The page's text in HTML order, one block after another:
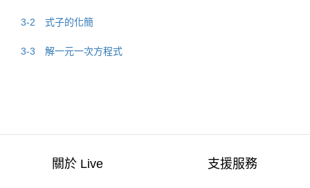
3-2 式子的化簡
3-3 解一元一次方程式
關於 Live 支援服務